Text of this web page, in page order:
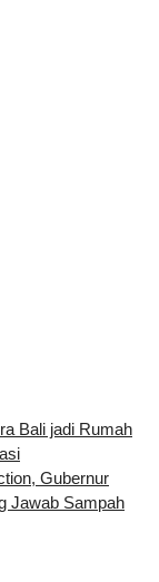
Bali jadi Rumah
Gubernur
Jawab Sampah